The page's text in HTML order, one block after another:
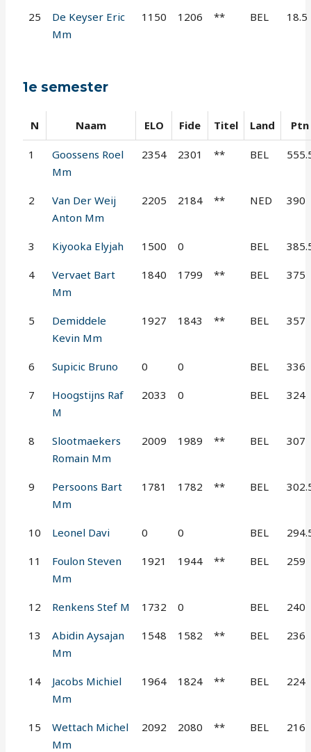
25
De Keyser Eric
Mm
1150 1206 ** BEL 18.5
1e semester
N Naam ELO Fide Titel Land Ptn
1
Goossens Roel
Mm
2354 2301 ** BEL
2
Van Der Weij
Anton Mm
2205 2184 ** NED 390
3 Kiyooka Elyjah 1500 0 BEL
4
Vervaet Bart
Mm
1840 1799 ** BEL 375
5
Demiddele
Kevin Mm
1927 1843 ** BEL 357
6 Supicic Bruno 0 0 BEL 336
7
Hoogstijns Raf
M
2033 0 BEL 324
8
Slootmaekers
Romain Mm
2009 1989 ** BEL 307
9
Persoons Bart
Mm
1781 1782 ** BEL
10 Leonel Davi 0 0 BEL
11
Foulon Steven
Mm
1921 1944 ** BEL 259
12 Renkens Stef M 1732 0 BEL 240
13
Abidin Aysajan
Mm
1548 1582 ** BEL 236
14
Jacobs Michiel
Mm
1964 1824 ** BEL 224
15
Wettach Michel
Mm
2092 2080 ** BEL 216